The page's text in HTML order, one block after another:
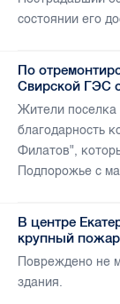
состоянии его
По
Свирской ГЭС
Жители поселка
благодарность
Филатов",
Подпорожье с
В центре
крупный пожар
Повреждено не
здания.